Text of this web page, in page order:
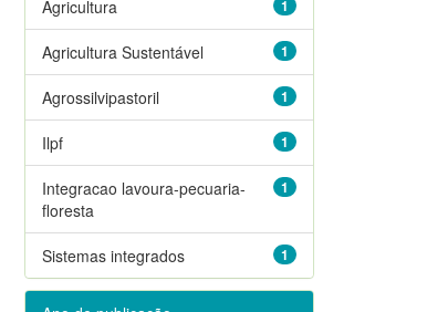
1
Agricultura
1
Agricultura Sustentável
1
Agrossilvipastoril
1
Ilpf
1
Integracao lavoura-pecuaria-
floresta
1
Sistemas integrados